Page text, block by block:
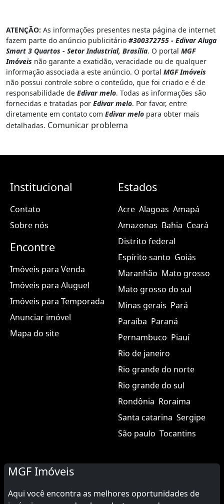
ATENÇÃO: As informações presentes nesta página de internet
fazem parte do anúncio publicitário #300372755 - Edivar Aluga
Smart 3 Quartos - Setor Industrial, Brasília. O portal MGF
Imóveis não garante a exatidão, veracidade ou de qualquer
informação associada a este anúncio. O portal MGF Imóveis
não possui controle sobre o conteúdo, que foi criado e é de
responsabilidade de Edivar melo. Todas as informações são
fornecidas e tratadas por Edivar melo. Por favor, entre
diretamente em contato com Edivar melo para obter mais
detalhadas. Comunicar problema
Institucional
Contato
Sobre nós
Encontre
Imóveis para Venda
Imóveis para Aluguel
Imóveis para Temporada
Anunciar imóvel
Mapa do site
Estados
Acre Alagoas Amapá
Amazonas Bahia Ceará
Distrito federal
Espírito santo Goiás
Maranhão Mato grosso
Mato grosso do sul
Minas gerais Pará
Paraíba Paraná
Pernambuco Piauí
Rio de janeiro
Rio grande do norte
Rio grande do sul
Rondônia Roraima
Santa catarina Sergipe
São paulo Tocantins
MGF Imóveis
Aqui você encontra as melhores oportunidades de